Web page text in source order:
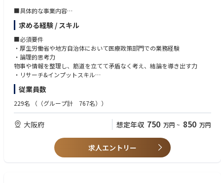
・下水道管路施設緊急度判定に伴う実施設計（枚方市／R5年度）
・下水管耐震対策実施設計（堺市／R5年度）
・公共下水道総合地震対策計画策定業務（東大阪市／R5年度）
・AutoMLツールの評価・導入に向けた技術検証
・事務の効率化を目的とした生成AIの業務適用支援（自社プロダクトTrust
GenGAを活用）
・機械学習モデル開発に向けたデータ前処理・分析支援
・データ分析基盤構想におけるモデル実装・評価フローの設計・技術検討
・グループ横断でのデータ活用に向けたモデリング実証（PoC）支援
＜TrustのAI･データ事業＞
同社の中核事業の1つであるAI・データ事業では、実際に現場で使われビ
ジネス価値を出すための分析や開発に取り組んできた経験が豊富なメンバ
ーが、データ活用支援（分析支援、基盤構築支援、組織作り支援、育成支
援、ガバナンス構築支援など）と自社プロダクトの開発・提供を行ってお
ります。社内にはAI・データ分析組織をゼロから立ち上げてきたメンバー
や、高度なデータ分析技術を用いて大きな価値を生み出すAI・機械学習モ
デルの開発を行ってきたメンバー、多数のユーザーに利用されている有名
アプリケーションの中核機能の実装を担ってきたメンバーなどが多く在籍
しております。なお、同社が自社開発をしている生成AIを活用したプロダ
クトが評価され日本経済新聞「活躍が期待されるAIスタートアップ」に選
■具体的な事業内容
・地域医療構想の推進、体制構築
・医療ビックデータの調査、分析・医療機能の再編、連携、分化
・行政、厚労省へのアドバイザリー・地域医療構想に関する各種講演
■事業部の強み
当事業部では、全国半数超の自治体で全国シェアトップクラスの実績を強
みに、行政や病院と協働。経営や財務など多角的な視点から、地域医療の
貫で支援できる総合力が強みです。
■組織構成
・データ分析チーム
求める経験 / スキル
■必須要件
・厚生労働省や地方自治体において医療政策部門での業務経験
・論理的思考力
物事や情報を整理し、筋道を立てて矛盾なく考え、結論を導き出す力
・リサーチ&インプットスキル
社会情勢や市場感など自ら必要な情報を取りに行き、自身の職務に活かし
た経験
・企画構想と遂行力
行できた経験
・行政文書（説明資料・答弁書・公表資料等）の作成経験がある方
・医療経営士の資格取得
従業員数
229名 （（グループ計 767名））
大阪府 想定年収 750 万円 ~ 850 万円
求人エントリー